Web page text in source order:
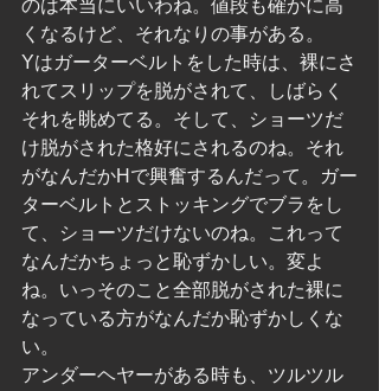
のは本当にいいわね。値段も確かに高
くなるけど、それなりの事がある。
Yはガーターベルトをした時は、裸にさ
れてスリップを脱がされて、しばらく
それを眺めてる。そして、ショーツだ
け脱がされた格好にされるのね。それ
がなんだかHで興奮するんだって。ガー
ターベルトとストッキングでブラをし
て、ショーツだけないのね。これって
なんだかちょっと恥ずかしい。変よ
ね。いっそのこと全部脱がされた裸に
なっている方がなんだか恥ずかしくな
い。
アンダーヘヤーがある時も、ツルツル